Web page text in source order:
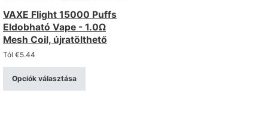
VAXE Flight 15000 Puffs
Eldobható Vape - 1.0Ω
Mesh Coil, újratölthető
Tól €5.44
Opciók választása